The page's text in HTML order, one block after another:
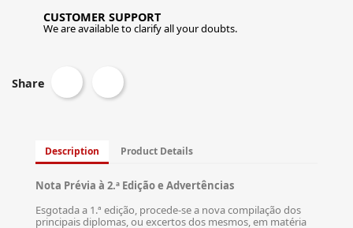
CUSTOMER SUPPORT
We are available to clarify all your doubts.
Share
Description Product Details
Nota Prévia à 2.ª Edição e Advertências
Esgotada a 1.ª edição, procede-se a nova compilação dos
principais diplomas, ou excertos dos mesmos, em matéria